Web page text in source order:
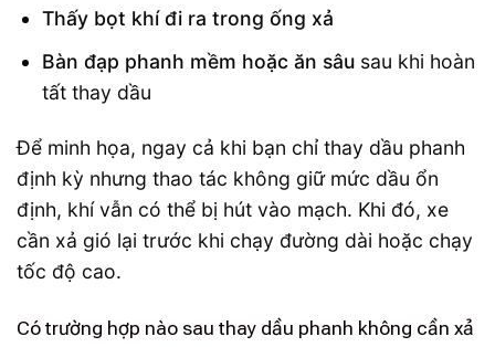
Thấy bọt khí đi ra trong ống xả
Bàn đạp phanh mềm hoặc ăn sâusau khi hoàn
tất thay dầu
Để minh họa, ngay cả khi bạn chỉ thay dầu phanh
định kỳ nhưng thao tác không giữ mức dầu ổn
định, khí vẫn có thể bị hút vào mạch. Khi đó, xe
cần xả gió lại trước khi chạy đường dài hoặc chạy
tốc độ cao.
Có trường hợp nào sau thay dầu phanh không cần xả